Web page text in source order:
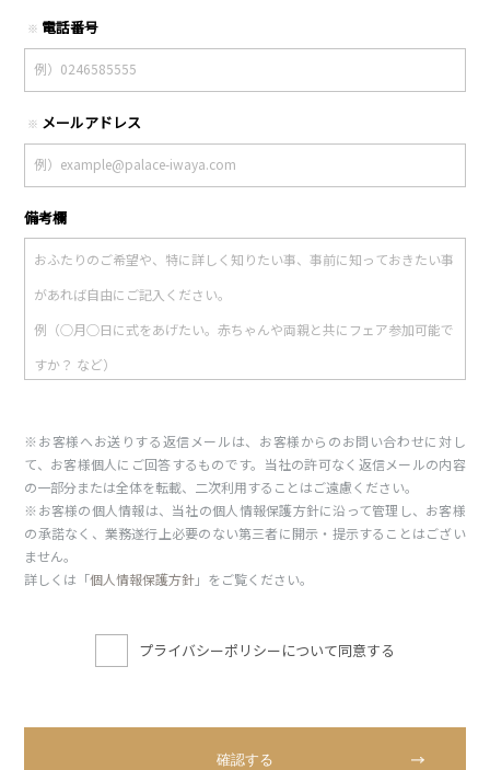
※ 電話番号
※ メールアドレス
備考欄
※お客様へお送りする返信メールは、お客様からのお問い合わせに対し
て、お客様個人にご回答するものです。当社の許可なく返信メールの内容
の一部分または全体を転載、二次利用することはご遠慮ください。
※お客様の個人情報は、当社の個人情報保護方針に沿って管理し、お客様
の承諾なく、業務遂行上必要のない第三者に開示・提示することはござい
ません。
詳しくは「個人情報保護方針」をご覧ください。
プライバシーポリシーについて同意する